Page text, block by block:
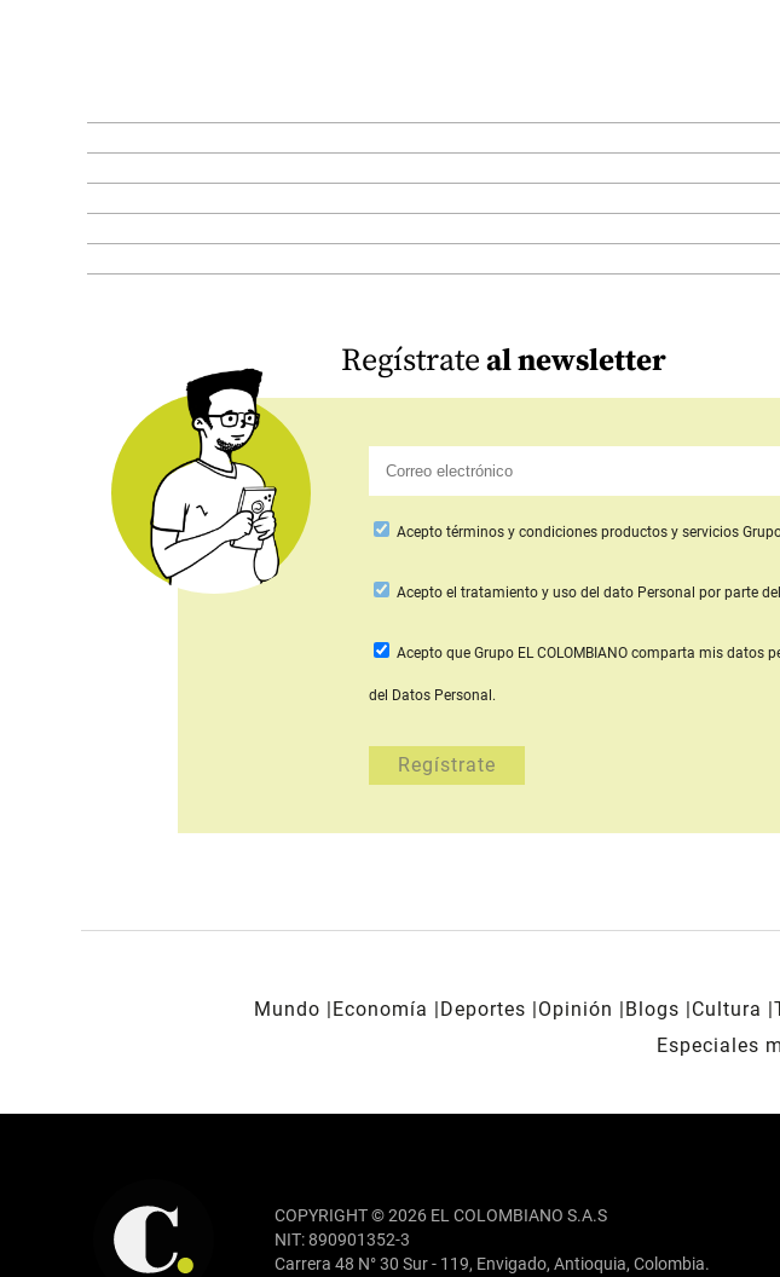
Regístrateal newsletter
Acepto términos y condiciones productos y servicios
Aceptoel tratamiento y uso del dato Personal por parte
Acepto que Grupo EL COLOMBIANO comparta mis datos
del Datos Personal.
Mundo Economía Deportes Opinión Blogs Cultura
Especiales
COPYRIGHT © 2026 EL COLOMBIANO S.A.S
NIT: 890901352-3
Carrera 48 N° 30 Sur - 119, Envigado, Antioquia, Colombia.